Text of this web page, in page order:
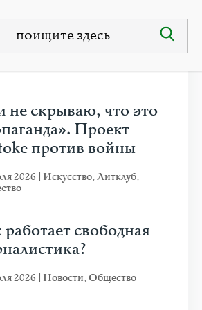
не скрываю, что это
Проект
против войны
2026 Искусство,Литклуб,
свободная
2026 Новости,Общество